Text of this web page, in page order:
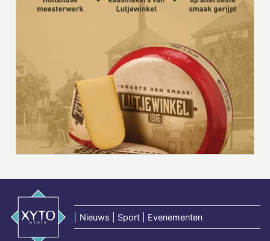
Nieuws | Sport | Evenementen